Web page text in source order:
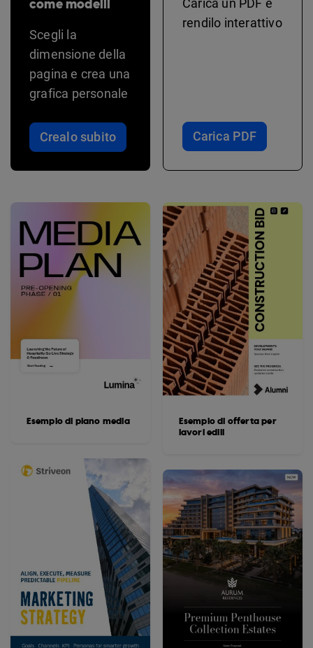
come modelli
Scegli la
dimensione della
pagina e crea una
grafica personale
Crealo subito
rendilo interattivo
Carica PDF
Esempio di piano media
Esempio di offerta per
lavori edili